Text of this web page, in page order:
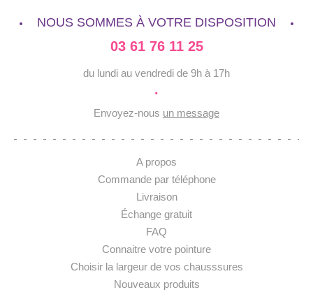
NOUS SOMMES À VOTRE DISPOSITION
03 61 76 11 25
du lundi au vendredi de 9h à 17h
·
Envoyez-nous un message
A propos
Commande par téléphone
Livraison
Échange gratuit
FAQ
Connaitre votre pointure
Choisir la largeur de vos chausssures
Nouveaux produits